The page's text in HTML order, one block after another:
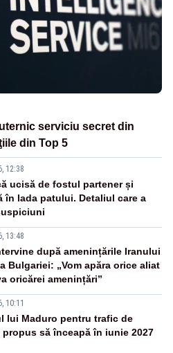
serviciu secret din
din Top 5
12:38
ucisă de fostul partener și
în lada patului. Detaliul care a
13:48
după amenințările Iranului
Bulgariei: „Vom apăra orice aliat
oricărei amenințări”
10:11
lui Maduro pentru trafic de
să înceapă în iunie 2027